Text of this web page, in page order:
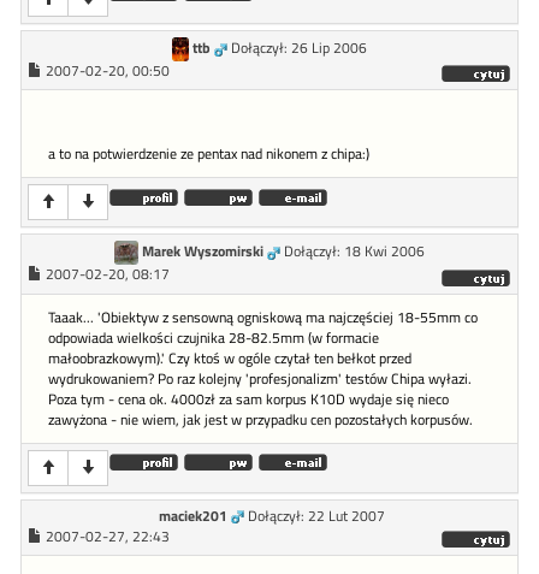
ttb
Dołączył: 26 Lip 2006
2007-02-20, 00:50
a to na potwierdzenie ze pentax nad nikonem z chipa:)
Marek Wyszomirski
Dołączył: 18 Kwi 2006
2007-02-20, 08:17
Taaak... 'Obiektyw z sensowną ogniskową ma najczęściej 18-55mm co
odpowiada wielkości czujnika 28-82.5mm (w formacie
małoobrazkowym).' Czy ktoś w ogóle czytał ten bełkot przed
wydrukowaniem? Po raz kolejny 'profesjonalizm' testów Chipa wyłazi.
Poza tym - cena ok. 4000zł za sam korpus K10D wydaje się nieco
zawyżona - nie wiem, jak jest w przypadku cen pozostałych korpusów.
maciek201
Dołączył: 22 Lut 2007
2007-02-27, 22:43